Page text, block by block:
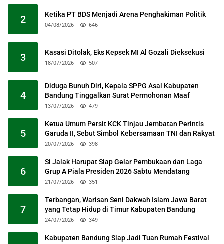
2 Ketika PT BDS Menjadi Arena Penghakiman Politik
04/08/2026 646
3 Kasasi Ditolak, Eks Kepsek MI Al Gozali Dieksekusi
18/07/2026 507
4
Diduga Bunuh Diri, Kepala SPPG Asal Kabupaten
Bandung Tinggalkan Surat Permohonan Maaf
13/07/2026 479
5
Ketua Umum Persit KCK Tinjau Jembatan Perintis
Garuda II, Sebut Simbol Kebersamaan TNI dan Rakyat
20/07/2026 398
6
Si Jalak Harupat Siap Gelar Pembukaan dan Laga
Grup A Piala Presiden 2026 Sabtu Mendatang
21/07/2026 351
7
Terbangan, Warisan Seni Dakwah Islam Jawa Barat
yang Tetap Hidup di Timur Kabupaten Bandung
24/07/2026 349
Kabupaten Bandung Siap Jadi Tuan Rumah Festival